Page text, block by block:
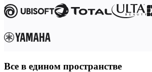
Все в едином пространстве